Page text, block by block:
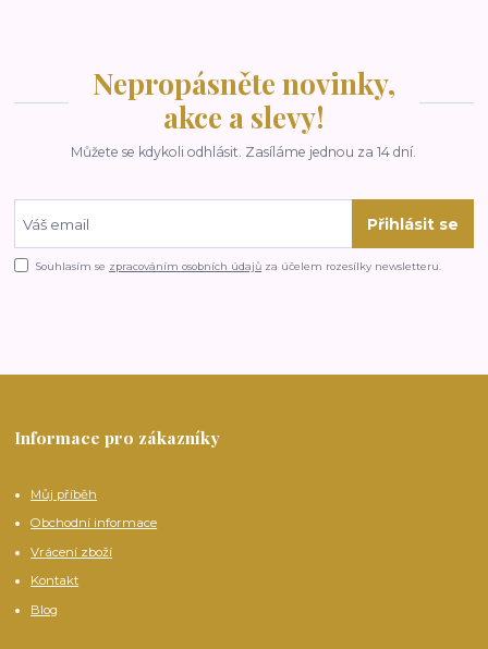
Nepropásněte novinky,
akce a slevy!
Můžete se kdykoli odhlásit. Zasíláme jednou za 14 dní.
Přihlásit se
Souhlasím se zpracováním osobních údajů za účelem rozesílky newsletteru.
Informace pro zákazníky
Můj příběh
Obchodní informace
Vrácení zboží
Kontakt
Blog